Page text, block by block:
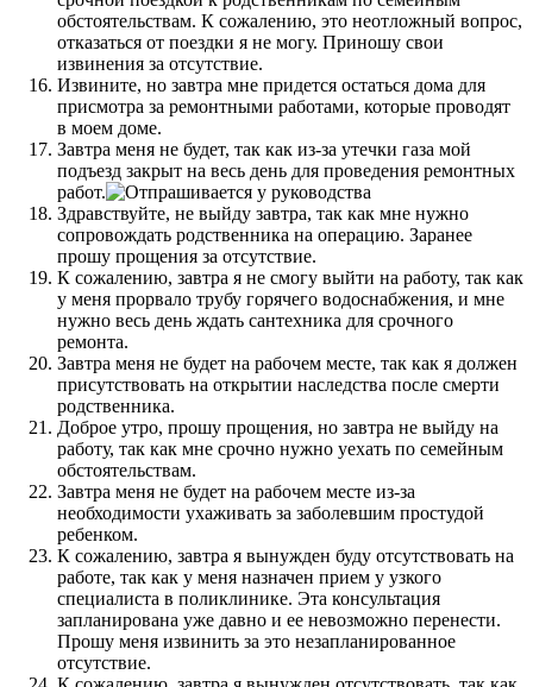
обстоятельствам. К сожалению, это неотложный вопрос,
отказаться от поездки я не могу. Приношу свои
извинения за отсутствие.
Извините, но завтра мне придется остаться дома для
присмотра за ремонтными работами, которые проводят
в моем доме.
Завтра меня не будет, так как из-за утечки газа мой
подъезд закрыт на весь день для проведения ремонтных
работ.
Здравствуйте, не выйду завтра, так как мне нужно
сопровождать родственника на операцию. Заранее
прошу прощения за отсутствие.
К сожалению, завтра я не смогу выйти на работу, так как
у меня прорвало трубу горячего водоснабжения, и мне
нужно весь день ждать сантехника для срочного
ремонта.
Завтра меня не будет на рабочем месте, так как я должен
присутствовать на открытии наследства после смерти
родственника.
Доброе утро, прошу прощения, но завтра не выйду на
работу, так как мне срочно нужно уехать по семейным
обстоятельствам.
Завтра меня не будет на рабочем месте из-за
необходимости ухаживать за заболевшим простудой
ребенком.
К сожалению, завтра я вынужден буду отсутствовать на
работе, так как у меня назначен прием у узкого
специалиста в поликлинике. Эта консультация
запланирована уже давно и ее невозможно перенести.
Прошу меня извинить за это незапланированное
отсутствие.